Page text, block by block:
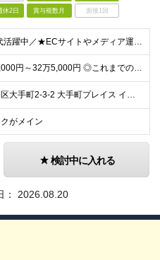
休2日 賞与複数月 面接1回
＼20代・30代活躍中／★ECサイトやメディア運用の経験を活かせる★柔軟な働き方を実現したい方歓迎 【必須条件】 ◎HTML／CSSの基本知識 ◎Webサイトの更新経験 ◎オウンドメディア記事の運用
月給：29万5,000円～32万5,000円 ◎これまでの経験と能力を考慮の上、決定します！ ☆明確な評価制度とキャリア形成 当社では個人の頑張りを反映する明確な評価制度を設けています。将来にわた
東京都千代田区大手町2-3-2 大手町プレイス イーストタワー6階
がメイン
検討中に入れる
： 2026.08.20